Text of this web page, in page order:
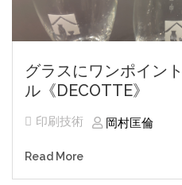
グラスにワンポイン
ル《DECOTTE》
印刷技術 岡村匡倫
Read More